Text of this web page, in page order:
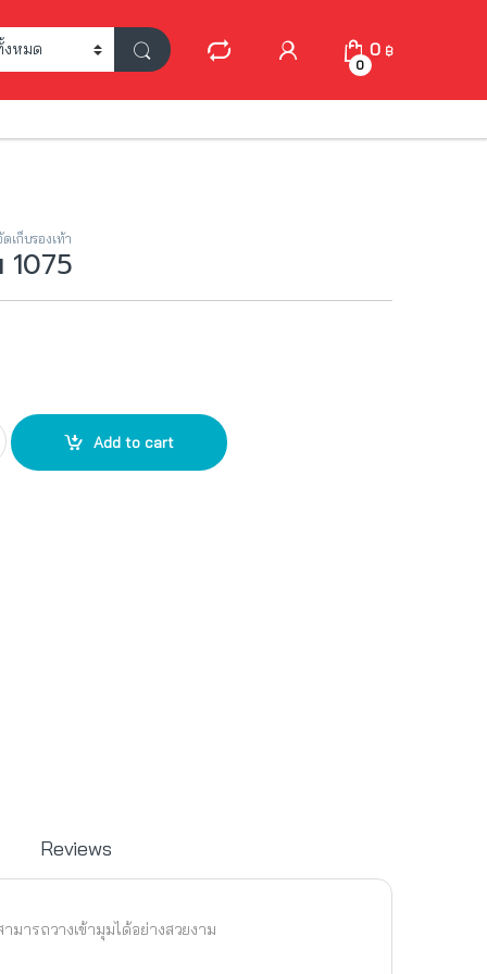
My Account
0
0 ฿
เก็บรองเท้า
Add to cart
Reviews
ารถวางเข้ามุมได้อย่างสวยงาม